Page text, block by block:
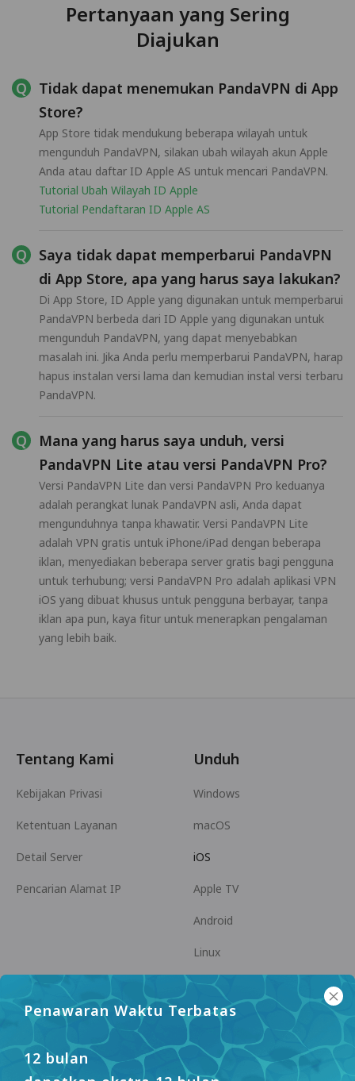
Pertanyaan yang Sering
Diajukan
Tidak dapat menemukan PandaVPN di App
Store?
App Store tidak mendukung beberapa wilayah untuk
mengunduh PandaVPN, silakan ubah wilayah akun Apple
Anda atau daftar ID Apple AS untuk mencari PandaVPN.
Tutorial Ubah Wilayah ID Apple
Tutorial Pendaftaran ID Apple AS
Saya tidak dapat memperbarui PandaVPN
di App Store, apa yang harus saya lakukan?
Di App Store, ID Apple yang digunakan untuk memperbarui
PandaVPN berbeda dari ID Apple yang digunakan untuk
mengunduh PandaVPN, yang dapat menyebabkan
masalah ini. Jika Anda perlu memperbarui PandaVPN, harap
hapus instalan versi lama dan kemudian instal versi terbaru
PandaVPN.
Mana yang harus saya unduh, versi
PandaVPN Lite atau versi PandaVPN Pro?
Versi PandaVPN Lite dan versi PandaVPN Pro keduanya
adalah perangkat lunak PandaVPN asli, Anda dapat
mengunduhnya tanpa khawatir. Versi PandaVPN Lite
adalah VPN gratis untuk iPhone/iPad dengan beberapa
iklan, menyediakan beberapa server gratis bagi pengguna
untuk terhubung; versi PandaVPN Pro adalah aplikasi VPN
iOS yang dibuat khusus untuk pengguna berbayar, tanpa
iklan apa pun, kaya fitur untuk menerapkan pengalaman
yang lebih baik.
Penawaran Waktu Terbatas
12 bulan
Tentang Kami
Kebijakan Privasi
Ketentuan Layanan
Detail Server
Pencarian Alamat IP
Unduh
Windows
macOS
iOS
Apple TV
Android
Linux
Android TV
Pusat Bantuan
panda7x24@gmail.com
Kerja Sama
Menjadi Afiliasi